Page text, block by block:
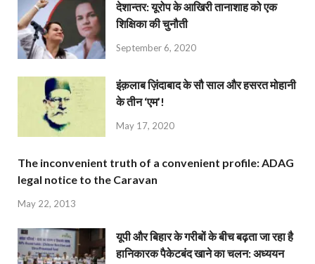
देशान्‍तर: यूरोप के आखिरी तानाशाह को एक
शिक्षिका की चुनौती
September 6, 2020
इंक़लाब ज़िंदाबाद के सौ साल और हसरत मोहानी
के तीन ‘एम’!
May 17, 2020
The inconvenient truth of a convenient profile: ADAG
legal notice to the Caravan
May 22, 2013
यूपी और बिहार के गरीबों के बीच बढ़ता जा रहा है
हानिकारक पैकेटबंद खाने का चलन: अध्ययन